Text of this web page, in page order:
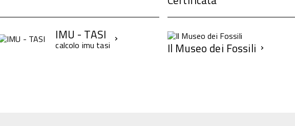
IMU - TASI
calcolo imu tasi Il Museo dei Fossili